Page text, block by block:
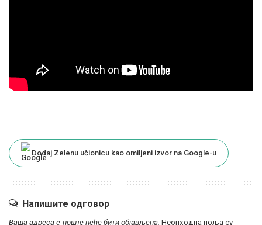
Dodaj Zelenu učionicu kao omiljeni izvor na Google-u
Напишите одговор
Ваша адреса е-поште неће бити објављена. Неопходна поља су